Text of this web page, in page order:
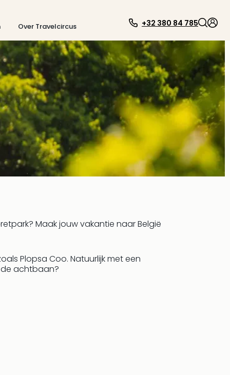
Over Travelcircus +32 380 84 785
Maak jouw vakantie naar België
Plopsa Coo. Natuurlijk met een
de achtbaan?